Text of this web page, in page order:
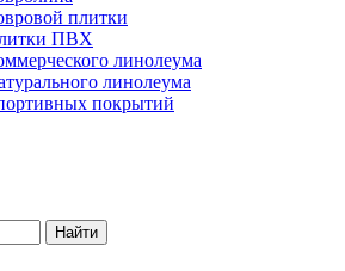
плитки
ПВХ
линолеума
линолеума
покрытий
Найти